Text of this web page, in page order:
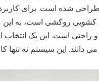
شده است. برای
کشویی روکشی است، به
راحتی است. این یک
دانند. این سیستم نه